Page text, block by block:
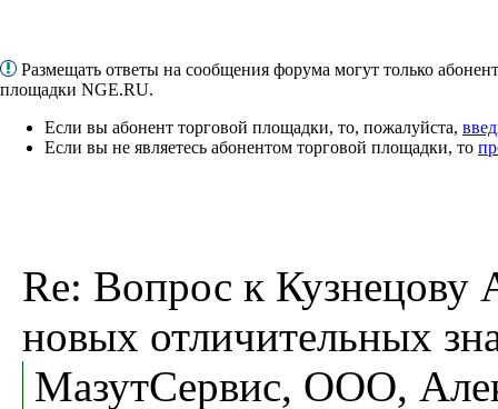
Размещать ответы на сообщения форума могут только
площадки NGE.RU.
Если вы абонент торговой площадки, то, пожалуйста,
Если вы не являетесь абонентом торговой площадки, то
Re: Вопрос к Кузнецову
новых отличительных
МазутСервис, ООО,